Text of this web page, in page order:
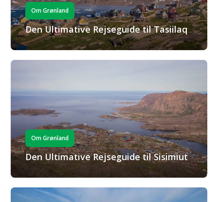
Om Grønland
Den Ultimative Rejseguide til Tasiilaq
Om Grønland
Den Ultimative Rejseguide til Sisimiut